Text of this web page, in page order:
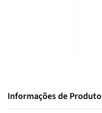
Informações de Produto